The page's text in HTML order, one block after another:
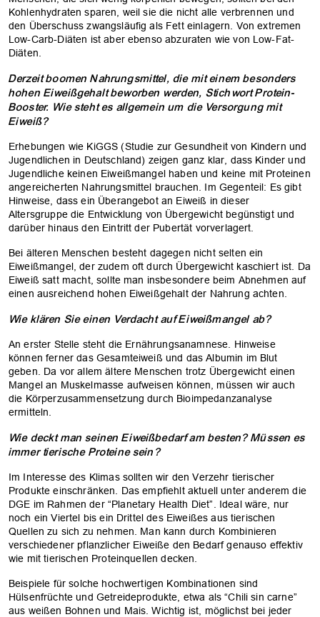
OK
Kohlenhydraten sparen, weil sie die nicht alle verbrennen und
den Überschuss zwangsläufig als Fett einlagern. Von extremen
Low-Carb-Diäten ist aber ebenso abzuraten wie von Low-Fat-
Diäten.
Derzeit boomen Nahrungsmittel, die mit einem besonders
hohen Eiweißgehalt beworben werden, Stichwort Protein-
Booster. Wie steht es allgemein um die Versorgung mit
Eiweiß?
Erhebungen wie KiGGS (Studie zur Gesundheit von Kindern und
Jugendlichen in Deutschland) zeigen ganz klar, dass Kinder und
Jugendliche keinen Eiweißmangel haben und keine mit Proteinen
angereicherten Nahrungsmittel brauchen. Im Gegenteil: Es gibt
Hinweise, dass ein Überangebot an Eiweiß in dieser
Altersgruppe die Entwicklung von Übergewicht begünstigt und
darüber hinaus den Eintritt der Pubertät vorverlagert.
Bei älteren Menschen besteht dagegen nicht selten ein
Eiweißmangel, der zudem oft durch Übergewicht kaschiert ist. Da
Eiweiß satt macht, sollte man insbesondere beim Abnehmen auf
einen ausreichend hohen Eiweißgehalt der Nahrung achten.
Wie klären Sie einen Verdacht auf Eiweißmangel ab?
An erster Stelle steht die Ernährungsanamnese. Hinweise
können ferner das Gesamteiweiß und das Albumin im Blut
geben. Da vor allem ältere Menschen trotz Übergewicht einen
Mangel an Muskelmasse aufweisen können, müssen wir auch
die Körperzusammensetzung durch Bioimpedanzanalyse
ermitteln.
Wie deckt man seinen Eiweißbedarf am besten? Müssen es
immer tierische Proteine sein?
Im Interesse des Klimas sollten wir den Verzehr tierischer
Produkte einschränken. Das empfiehlt aktuell unter anderem die
DGE im Rahmen der “Planetary Health Diet”. Ideal wäre, nur
noch ein Viertel bis ein Drittel des Eiweißes aus tierischen
Quellen zu sich zu nehmen. Man kann durch Kombinieren
verschiedener pflanzlicher Eiweiße den Bedarf genauso effektiv
wie mit tierischen Proteinquellen decken.
Beispiele für solche hochwertigen Kombinationen sind
Hülsenfrüchte und Getreideprodukte, etwa als “Chili sin carne”
aus weißen Bohnen und Mais. Wichtig ist, möglichst bei jeder